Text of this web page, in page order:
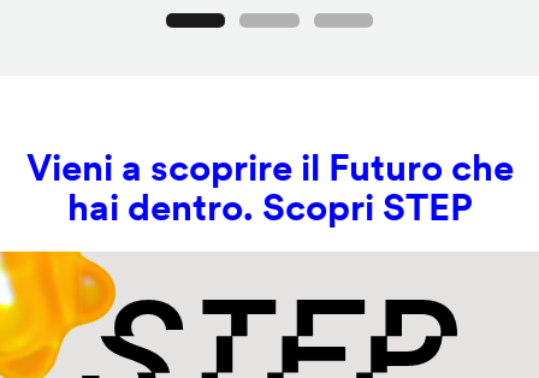
Vieni a scoprire il Futuro che
hai dentro. Scopri STEP